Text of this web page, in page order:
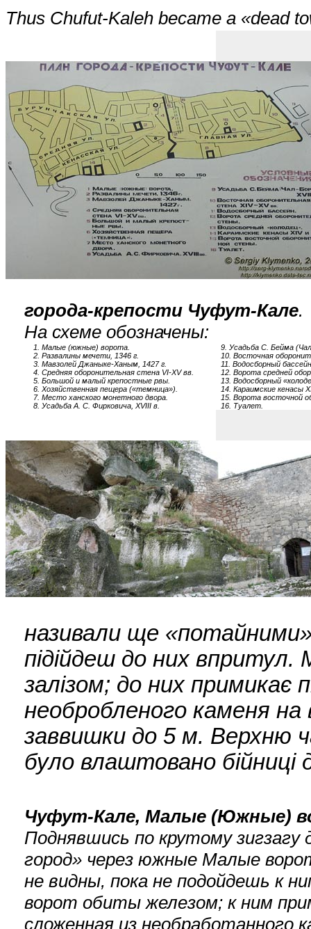
Thus Chufut-Kaleh became a «dead
города-крепости Чуфут-Кале.
На схеме обозначены:
1. Малые (южные) ворота.
2. Развалины мечети, 1346 г.
3. Мавзолей Джаныке-Ханым, 1427 г.
4. Средняя оборонительная стена VI-XV вв.
5. Большой и малый крепостные рвы.
6. Хозяйственная пещера («темница»).
7. Место ханского монетного двора.
8. Усадьба А. С. Фирковича, XVIII в.
9. Усадьба С. Бейма
10. Восточная
11. Водосборный
12. Ворота средней
13. Водосборный
14. Караимские кенасы
15. Ворота восточной
16. Туалет.
називали ще
підійдеш до них впритул.
залізом; до них примикає
необробленого каменя
заввишки до 5 м. Верхню
було влаштовано бійниці
Чуфут-Кале, Малые (Южные)
Поднявшись по крутому
город» через южные Малые
не видны, пока не подойдешь к
ворот обиты железом; к ним
сложенная из необработанного